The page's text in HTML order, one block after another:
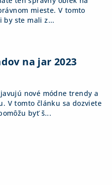
mieste. V tomto
by ste mali z...
na jar 2023
nové módne trendy a
V tomto článku sa dozviete
byť š...